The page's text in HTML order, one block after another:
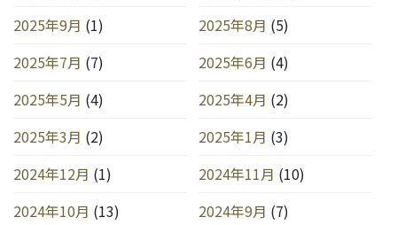
2025年9月 (1) 2025年8月 (5)
2025年7月 (7) 2025年6月 (4)
2025年5月 (4) 2025年4月 (2)
2025年3月 (2) 2025年1月 (3)
2024年12月 (1) 2024年11月 (10)
2024年10月 (13) 2024年9月 (7)